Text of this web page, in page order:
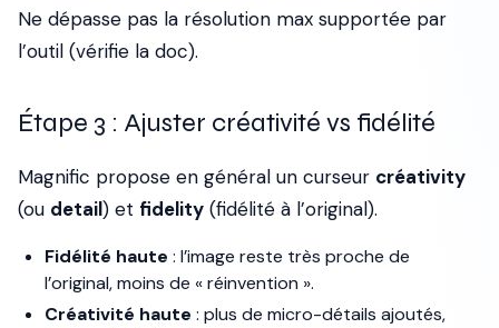
Ne dépasse pas la résolution max supportée par
l’outil (vérifie la doc).
Étape 3 : Ajuster créativité vs fidélité
Magnific propose en général un curseur créativity
(ou detail) et fidelity (fidélité à l’original).
Fidélité haute : l’image reste très proche de
l’original, moins de « réinvention ».
Créativité haute : plus de micro-détails ajoutés,